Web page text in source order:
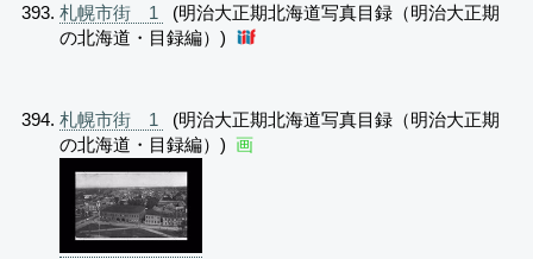
札幌市街 1
(明治大正期北海道写真目録（明治大正期
の北海道・目録編）)
札幌市街 1
(明治大正期北海道写真目録（明治大正期
の北海道・目録編）) 画